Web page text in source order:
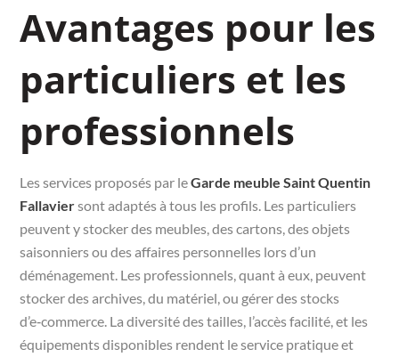
Avantages pour les
particuliers et les
professionnels
Les services proposés par leGarde meuble Saint Quentin
Fallaviersont adaptés à tous les profils. Les particuliers
peuvent y stocker des meubles, des cartons, des objets
saisonniers ou des affaires personnelles lors d’un
déménagement. Les professionnels, quant à eux, peuvent
stocker des archives, du matériel, ou gérer des stocks
d’e‑commerce. La diversité des tailles, l’accès facilité, et les
équipements disponibles rendent le service pratique et